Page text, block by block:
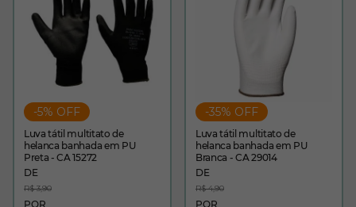
-5% OFF
Luva tátil multitato de
helanca banhada em PU
Preta - CA 15272
R$ 3,90
-35% OFF
Luva tátil multitato de
helanca banhada em PU
Branca - CA 29014
R$ 4,90